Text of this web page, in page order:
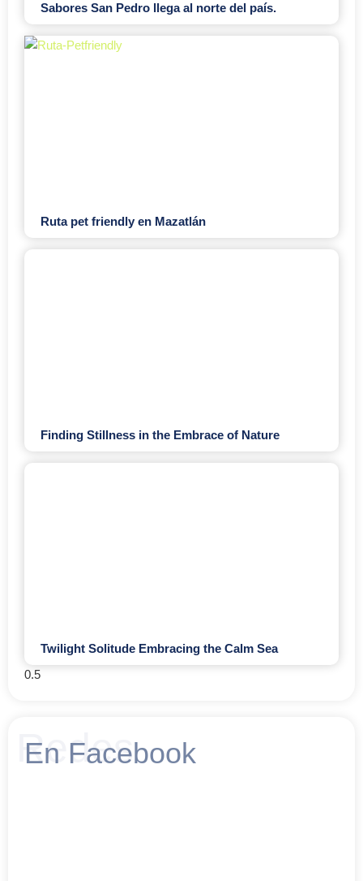
Sabores San Pedro llega al norte del país.
Ruta pet friendly en Mazatlán
Finding Stillness in the Embrace of Nature
Twilight Solitude Embracing the Calm Sea
Redes
En Facebook